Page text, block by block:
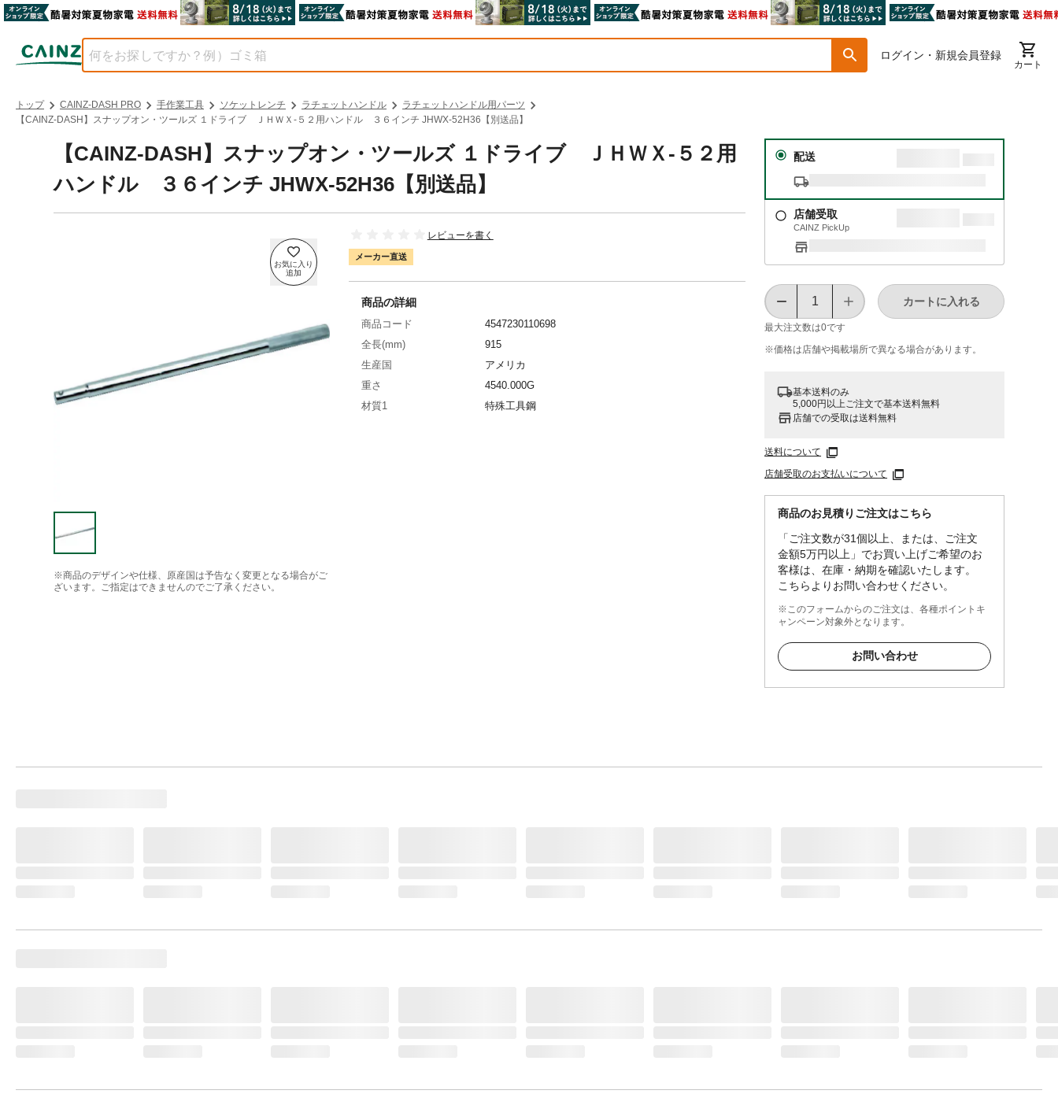
ログイン・新規会員登録
カート
トップ CAINZ-DASH PRO 手作業工具 ソケットレンチ ラチェットハンドル
ラチェットハンドル用パーツ
【CAINZ-DASH】スナップオン・ツールズ １ドライブ ＪＨＷＸ‐５２用ハンドル ３６インチ JHWX-52H36【別送品】
【CAINZ-DASH】スナップオン・ツールズ １ドライブ ＪＨＷＸ‐５２用
ハンドル ３６インチ JHWX-52H36【別送品】
※商品のデザインや仕様、原産国は予告なく変更となる場合がご
ざいます。ご指定はできませんのでご了承ください。
レビューを書く
メーカー直送
配送
店舗受取
CAINZ PickUp
最大注文数は0です
カートに入れる
※価格は​店舗や​掲載場所で​異なる​場合が​あります。
基本送料のみ
5,000円以上ご注文で基本送料無料
店舗での受取は送料無料
送料について
店舗受取のお支払いについて
商品のお見積りご注文はこちら
「ご注文数が31個以上、または、ご注文
金額5万円以上」でお買い上げご希望のお
客様は、在庫・納期を確認いたします。
こちらよりお問い合わせください。
※このフォームからのご注文は、各種ポイントキ
ャンペーン対象外となります。
お問い合わせ
商品の詳細
商品コード
4547230110698
全長(mm)
915
生産国
アメリカ
重さ
4540.000G
材質1
特殊工具鋼